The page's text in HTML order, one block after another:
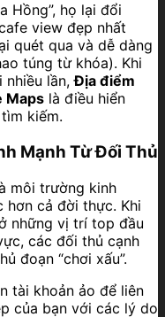
Hồng”, họ lại đổi
view đẹp nhất
quét qua và dễ dàng
túng từ khóa). Khi
nhiều lần,Địa điểm
Maps là điều hiển
kiếm.
Mạnh Từ Đối Thủ
môi trường kinh
hơn cả đời thực. Khi
những vị trí top đầu
các đối thủ cạnh
đoạn “chơi xấu”.
tài khoản ảo để liên
của bạn với các lý do